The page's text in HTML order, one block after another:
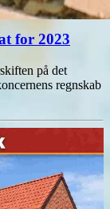
for 2023
på det
regnskab